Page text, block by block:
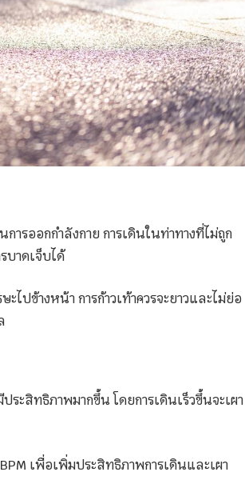
รออกกำลังกาย การเดินในท่าทางที่ไม่ถูก
บาดเจ็บได้
ไปข้างหน้า การก้าวเท้าควรจะยาวและไม่ย่อ
ระสิทธิภาพมากขึ้น โดยการเดินเร็วขึ้นจะเผา
เพื่อเพิ่มประสิทธิภาพการเดินและเผา